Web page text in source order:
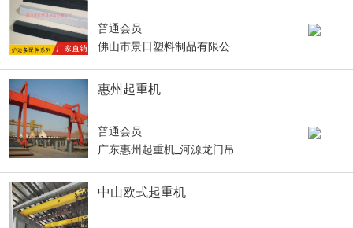
普通会员
佛山市景日塑料制品有限公
惠州起重机
普通会员
广东惠州起重机_河源龙门吊
中山欧式起重机